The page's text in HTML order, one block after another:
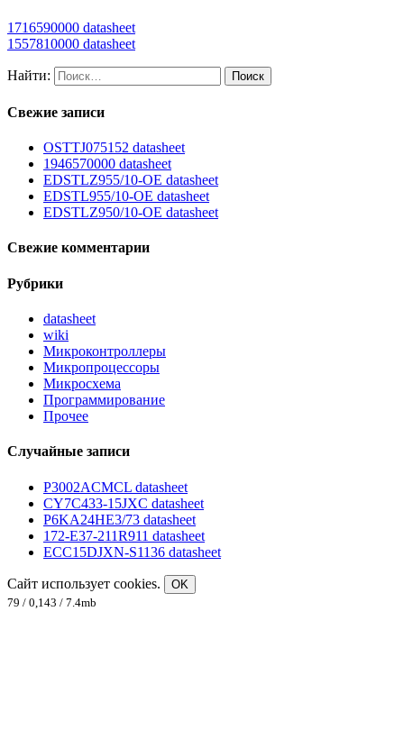
1716590000 datasheet
1557810000 datasheet
Найти:
Свежие записи
OSTTJ075152 datasheet
1946570000 datasheet
EDSTLZ955/10-OE datasheet
EDSTL955/10-OE datasheet
EDSTLZ950/10-OE datasheet
Свежие комментарии
Рубрики
datasheet
wiki
Микроконтроллеры
Микропроцессоры
Микросхема
Программирование
Прочее
Случайные записи
P3002ACMCL datasheet
CY7C433-15JXC datasheet
P6KA24HE3/73 datasheet
172-E37-211R911 datasheet
ECC15DJXN-S1136 datasheet
Сайт использует cookies.
OK
79 / 0,143 / 7.4mb